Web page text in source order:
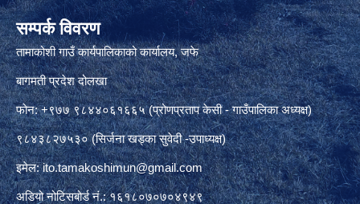
सम्पर्क विवरण
तामाकोशी गाउँ कार्यपालिकाको कार्यालय, जफे
बागमती प्रदेश दोलखा
फोन: +९७७ ९८४४०६१६६५ (प्रोणप्रताप केसी - गाउँपालिका अध्यक्ष)
९८४३८२७५३० (सिर्जना खड्का सुवेदी -उपाध्यक्ष)
इमेल:ito.tamakoshimun@gmail.com
अडियो नोटिसबोर्ड नं.: १६१८०७०७०४९४९